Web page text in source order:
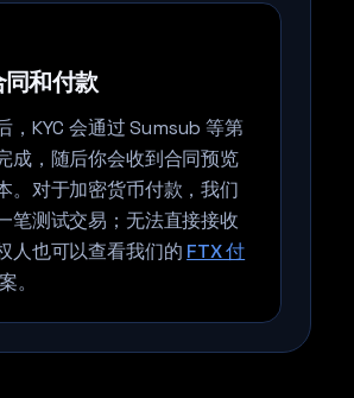
同和付款
，KYC 会通过 Sumsub 等第
成，随后你会收到合同预览
。对于加密货币付款，我们
笔测试交易；无法直接接收
人也可以查看我们的 FTX 付
。